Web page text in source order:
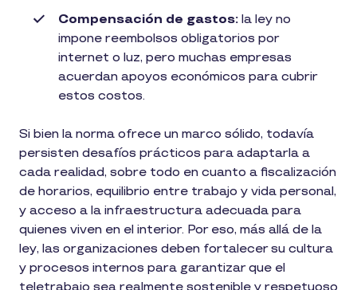
Compensación de gastos: la ley no
impone reembolsos obligatorios por
internet o luz, pero muchas empresas
acuerdan apoyos económicos para cubrir
estos costos.
Si bien la norma ofrece un marco sólido, todavía
persisten desafíos prácticos para adaptarla a
cada realidad, sobre todo en cuanto a fiscalización
de horarios, equilibrio entre trabajo y vida personal,
y acceso a la infraestructura adecuada para
quienes viven en el interior. Por eso, más allá de la
ley, las organizaciones deben fortalecer su cultura
y procesos internos para garantizar que el